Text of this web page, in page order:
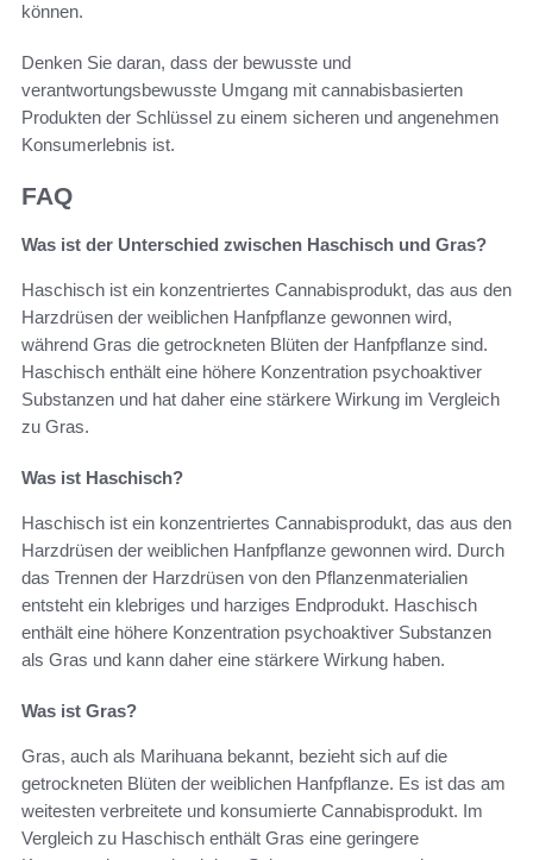
können.
Denken Sie daran, dass der bewusste und
verantwortungsbewusste Umgang mit cannabisbasierten
Produkten der Schlüssel zu einem sicheren und angenehmen
Konsumerlebnis ist.
FAQ
Was ist der Unterschied zwischen Haschisch und Gras?
Haschisch ist ein konzentriertes Cannabisprodukt, das aus den
Harzdrüsen der weiblichen Hanfpflanze gewonnen wird,
während Gras die getrockneten Blüten der Hanfpflanze sind.
Haschisch enthält eine höhere Konzentration psychoaktiver
Substanzen und hat daher eine stärkere Wirkung im Vergleich
zu Gras.
Was ist Haschisch?
Haschisch ist ein konzentriertes Cannabisprodukt, das aus den
Harzdrüsen der weiblichen Hanfpflanze gewonnen wird. Durch
das Trennen der Harzdrüsen von den Pflanzenmaterialien
entsteht ein klebriges und harziges Endprodukt. Haschisch
enthält eine höhere Konzentration psychoaktiver Substanzen
als Gras und kann daher eine stärkere Wirkung haben.
Was ist Gras?
Gras, auch als Marihuana bekannt, bezieht sich auf die
getrockneten Blüten der weiblichen Hanfpflanze. Es ist das am
weitesten verbreitete und konsumierte Cannabisprodukt. Im
Vergleich zu Haschisch enthält Gras eine geringere